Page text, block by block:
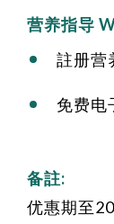
营养指导
註册营
免费电
备註:
优惠期至